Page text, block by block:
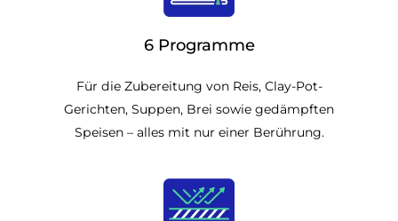
6 Programme
Für die Zubereitung von Reis, Clay-Pot-
Gerichten, Suppen, Brei sowie gedämpften
Speisen – alles mit nur einer Berührung.